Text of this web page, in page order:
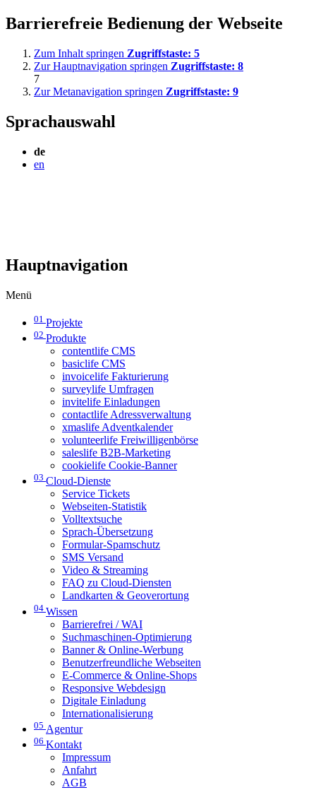
Barrierefreie Bedienung der Webseite
Zum Inhalt springen Zugriffstaste: 5
Zur Hauptnavigation springen Zugriffstaste: 8
7
Zur Metanavigation springen Zugriffstaste: 9
Sprachauswahl
de
en
Hauptnavigation
Menü
01 Projekte
02 Produkte
contentlife CMS
basiclife CMS
invoicelife Fakturierung
surveylife Umfragen
invitelife Einladungen
contactlife Adressverwaltung
xmaslife Adventkalender
volunteerlife Freiwilligenbörse
saleslife B2B-Marketing
cookielife Cookie-Banner
03 Cloud-Dienste
Service Tickets
Webseiten-Statistik
Volltextsuche
Sprach-Übersetzung
Formular-Spamschutz
SMS Versand
Video & Streaming
FAQ zu Cloud-Diensten
Landkarten & Geoverortung
04 Wissen
Barrierefrei / WAI
Suchmaschinen-Optimierung
Banner & Online-Werbung
Benutzerfreundliche Webseiten
E-Commerce & Online-Shops
Responsive Webdesign
Digitale Einladung
Internationalisierung
05 Agentur
06 Kontakt
Impressum
Anfahrt
AGB